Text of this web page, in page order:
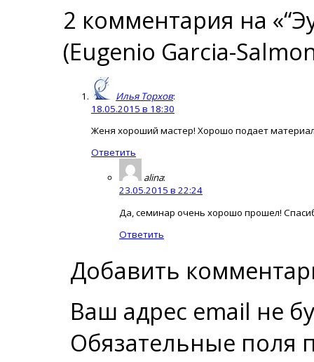
2 комментария на
(Eugenio Garcia-
Илья Торхов:
18.05.2015 в 18:30
Женя хороший мастер! Хорошо подает
Ответить
alina:
23.05.2015 в 22:24
Да, семинар очень хорошо прошел!
Ответить
Добавить
Ваш адрес email не
Обязательные поля